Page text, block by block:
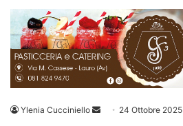
Ylenia Cucciniello
Invia 24 Ottobre 2025